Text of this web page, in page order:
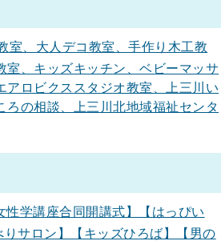
室、大人デコ教室、手作り木工教
、キッズキッチン、ベビーマッサ
ロビクススタジオ教室、上三川い
の相談、上三川北地域福祉センタ
学講座合同開講式】【はっぴい
サロン】【キッズひろば】【男の